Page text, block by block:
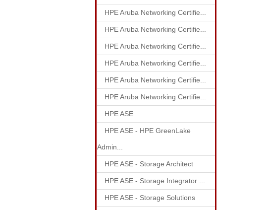
HPE Aruba Networking Certifie...
HPE Aruba Networking Certifie...
HPE Aruba Networking Certifie...
HPE Aruba Networking Certifie...
HPE Aruba Networking Certifie...
HPE Aruba Networking Certifie...
HPE ASE
HPE ASE - HPE GreenLake
Admin...
HPE ASE - Storage Architect
HPE ASE - Storage Integrator ...
HPE ASE - Storage Solutions